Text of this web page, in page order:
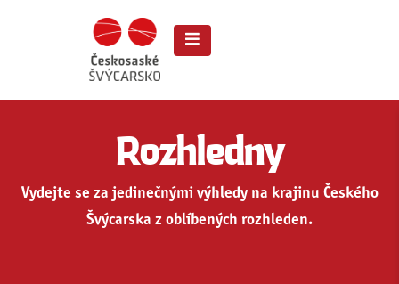
Rozhledny
Vydejte se za jedinečnými výhledy na krajinu Českého
Švýcarska z oblíbených rozhleden.